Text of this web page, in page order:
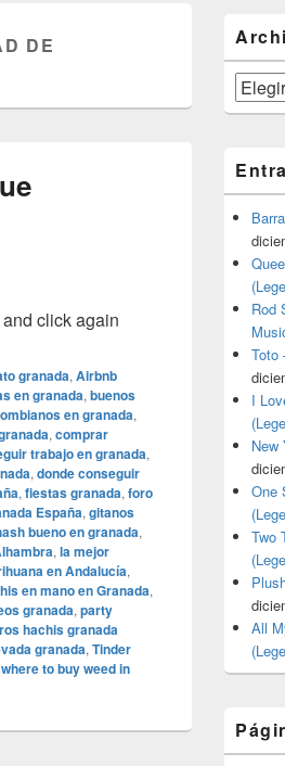
DE
click again
granada, Airbnb
en granada, buenos
en granada,
, comprar
trabajo en granada,
, donde conseguir
, fiestas granada, foro
España, gitanos
bueno en granada,
, la mejor
en Andalucía,
en mano en Granada,
granada, party
hachis granada
granada, Tinder
where to buy weed in
lateral
primaria
Rod
Toto
I
New
One
Two
All